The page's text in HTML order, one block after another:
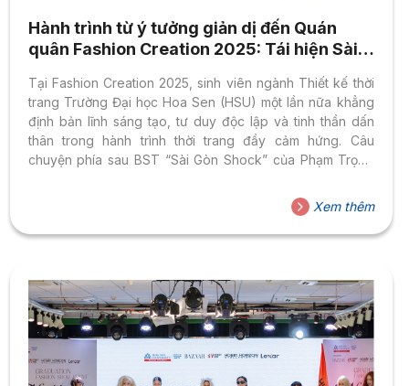
Hành trình từ ý tưởng giản dị đến Quán
quân Fashion Creation 2025: Tái hiện Sài
Tại Fashion Creation 2025, sinh viên ngành Thiết kế thời
trang Trường Đại học Hoa Sen (HSU) một lần nữa khẳng
định bản lĩnh sáng tạo, tư duy độc lập và tinh thần dấn
thân trong hành trình thời trang đầy cảm hứng. Câu
chuyện phía sau BST “Sài Gòn Shock” của Phạm Trọng
kết hợp giữa giáo dục khai phóng, thực học – thực làm và
tinh thần đổi mới sáng tạo mà HSU luôn theo đuổi trong
đào tạo ngành Thiết kế thời trang.
Xem thêm